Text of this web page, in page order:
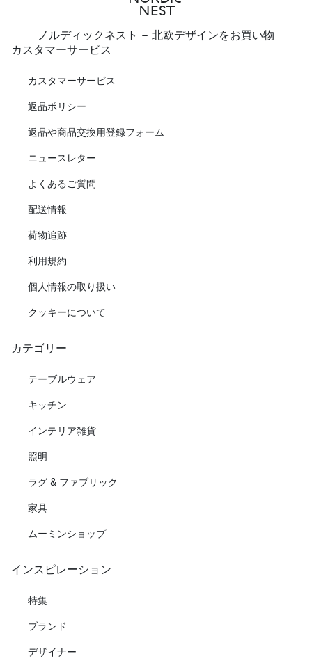
ノルディックネスト - 北欧デザインをお買い物
カスタマーサービス
カスタマーサービス
返品ポリシー
返品や商品交換用登録フォーム
ニュースレター
よくあるご質問
配送情報
荷物追跡
利用規約
個人情報の取り扱い
クッキーについて
カテゴリー
テーブルウェア
キッチン
インテリア雑貨
照明
ラグ & ファブリック
家具
ムーミンショップ
インスピレーション
特集
ブランド
デザイナー